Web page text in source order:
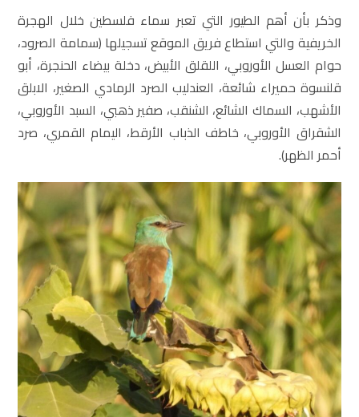
وذكر بأن أهم الطيور التي تعبر سماء فلسطين خلال الهجرة
الخريفية والتي استطاع فريق الموقع تسجيلها (سمامة الصرود،
حوام العسل الأوروبي، اللقلق الأبيض، دخلة بيضاء الحنجرة، أبو
قلنسوة حميراء شائعة، العندليب الصرد الرمادي الصغير، الابلق
الأشهب، السماك الشائع، الشنقب، صفير ذهبي، السبد الأوروبي،
الشقراق الأوروبي، خاطف الذباب الأرقط، اليمام القمري، صرد
أحمر الظهر).